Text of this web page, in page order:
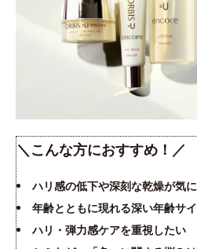
＼こんな方におすすめ！／
ハリ感の低下や深刻な乾燥が気
年齢とともに現れる深い年齢サ
ハリ・弾力感ケアを重視したい